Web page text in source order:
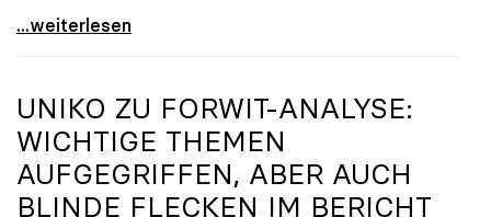
uniko zu Budgetverhandlungen: Universitäten sind
...weiterlesen
UNIKO ZU FORWIT-ANALYSE:
WICHTIGE THEMEN
AUFGEGRIFFEN, ABER AUCH
BLINDE FLECKEN IM BERICHT